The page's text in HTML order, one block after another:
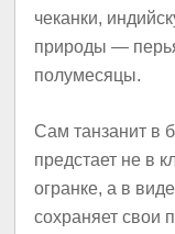
чеканки,
природы —
полумесяцы.
Сам танзанит в
предстает не в
огранке, а в
сохраняет свои